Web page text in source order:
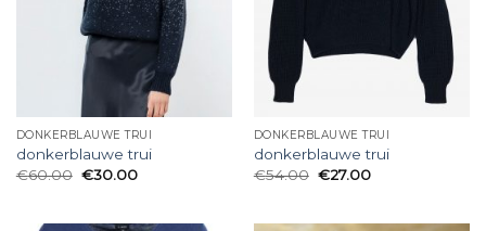
DONKERBLAUWE TRUI
donkerblauwe trui
€60.00 €30.00
DONKERBLAUWE TRUI
donkerblauwe trui
€54.00 €27.00